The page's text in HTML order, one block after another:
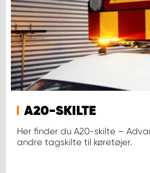
A20-SKILTE
Her finder du A20-skilte –
andre tagskilte til køretøjer.